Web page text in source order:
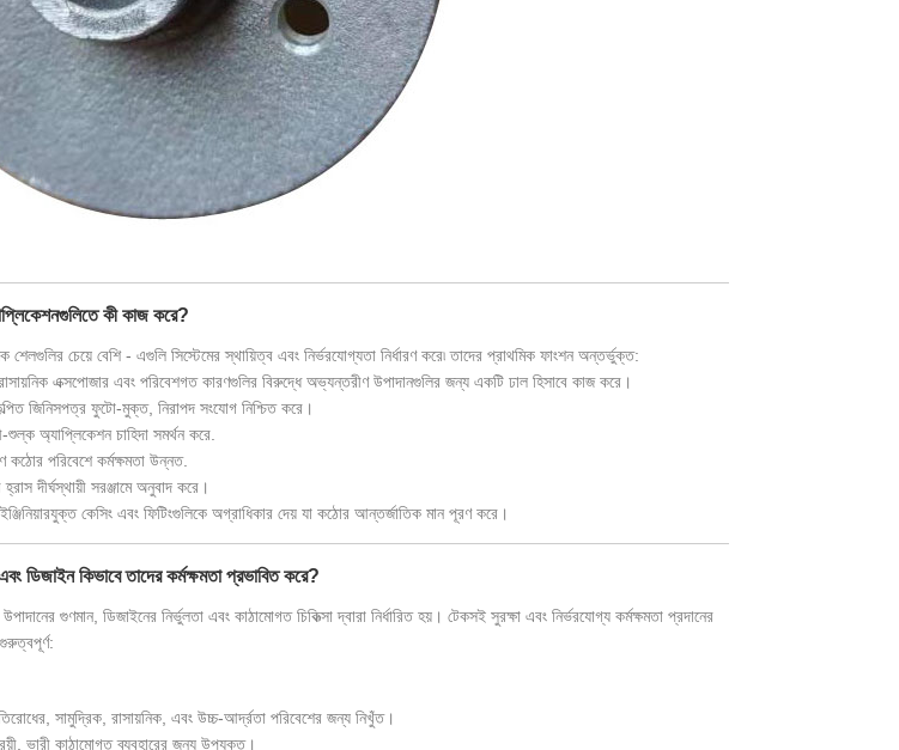
কী কাজ করে?
শেলগুলির চেয়ে বেশি - এগুলি সিস্টেমের স্থায়িত্ব এবং নির্ভরযোগ্যতা নির্ধারণ করে৷ তাদের প্রাথমিক ফাংশন অন্তর্ভুক্ত:
এক্সপোজার এবং পরিবেশগত কারণগুলির বিরুদ্ধে অভ্যন্তরীণ উপাদানগুলির জন্য একটি ঢাল হিসাবে কাজ করে।
জিনিসপত্র ফুটো-মুক্ত, নিরাপদ সংযোগ নিশ্চিত করে।
শুল্ক অ্যাপ্লিকেশন চাহিদা সমর্থন করে.
পরিবেশে কর্মক্ষমতা উন্নত.
দীর্ঘস্থায়ী সরঞ্জামে অনুবাদ করে।
কেসিং এবং ফিটিংগুলিকে অগ্রাধিকার দেয় যা কঠোর আন্তর্জাতিক মান পূরণ করে।
ডিজাইন কিভাবে তাদের কর্মক্ষমতা প্রভাবিত করে?
গুণমান, ডিজাইনের নির্ভুলতা এবং কাঠামোগত চিকিত্সা দ্বারা নির্ধারিত হয়। টেকসই সুরক্ষা এবং নির্ভরযোগ্য কর্মক্ষমতা প্রদানের
সামুদ্রিক, রাসায়নিক, এবং উচ্চ-আর্দ্রতা পরিবেশের জন্য নিখুঁত।
ভারী কাঠামোগত ব্যবহারের জন্য উপযুক্ত।